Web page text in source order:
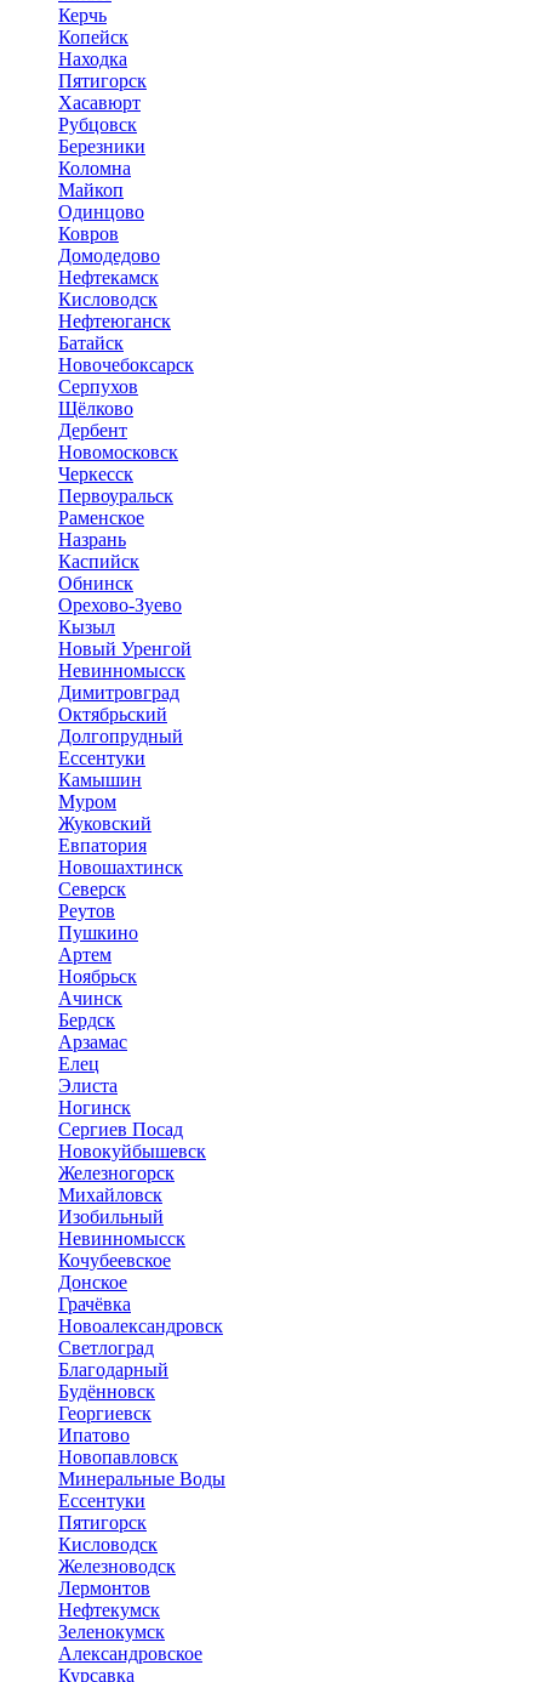
Керчь
Копейск
Находка
Пятигорск
Хасавюрт
Рубцовск
Березники
Коломна
Майкоп
Одинцово
Ковров
Домодедово
Нефтекамск
Кисловодск
Нефтеюганск
Батайск
Новочебоксарск
Серпухов
Щёлково
Дербент
Новомосковск
Черкесск
Первоуральск
Раменское
Назрань
Каспийск
Обнинск
Орехово-Зуево
Кызыл
Новый Уренгой
Невинномысск
Димитровград
Октябрьский
Долгопрудный
Ессентуки
Камышин
Муром
Жуковский
Евпатория
Новошахтинск
Северск
Реутов
Пушкино
Артем
Ноябрьск
Ачинск
Бердск
Арзамас
Елец
Элиста
Ногинск
Сергиев Посад
Новокуйбышевск
Железногорск
Михайловск
Изобильный
Невинномысск
Кочубеевское
Донское
Грачёвка
Новоалександровск
Светлоград
Благодарный
Будённовск
Георгиевск
Ипатово
Новопавловск
Минеральные Воды
Ессентуки
Пятигорск
Кисловодск
Железноводск
Лермонтов
Нефтекумск
Зеленокумск
Александровское
Курсавка